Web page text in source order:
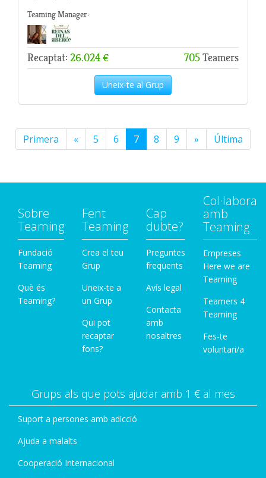
Teaming Manager:
Recaptat: 26.024 € 705Teamers
Uneix-te al Grup
Primera « 5 6 7 8 9 » Última
Sobre
Teaming
Fundació
Teaming
Què és
Teaming?
Fent
Teaming
Crea el teu
Grup
Uneix-te a
un Grup
Qui pot
recaptar
fons?
Cap
dubte?
Preguntes
freqüents
Avís legal
Contacta
amb
nosaltres
Col·labora
amb
Teaming
Empreses
Here we are
Teaming
Teamers 4
Teaming
Fes-te
voluntari/a
Grups als que pots ajudar amb 1 € al mes
Suport a persones amb adicció
Ajuda a malalts
Cooperació Internacional